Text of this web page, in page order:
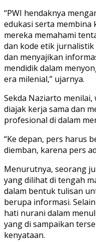
“PWI hendaknya
edukasi serta membina
mereka memahami
dan kode etik
dan menyajikan
mendidik dalam
era milenial,” ujarnya.
Sekda Naziarto menilai,
diajak kerja sama dan
profesional di dalam
“Ke depan, pers harus
diemban, karena pers
Menurutnya, seorang
yang dilihat di tengah
dalam bentuk tulisan
berupa informasi.
hati nurani dalam
yang di sampaikan
kenyataan.